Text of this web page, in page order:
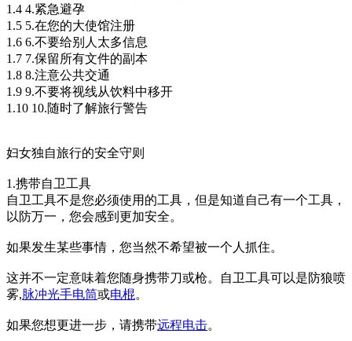
1.4 4.紧急避孕
1.5 5.在您的大使馆注册
1.6 6.不要给别人太多信息
1.7 7.保留所有文件的副本
1.8 8.注意公共交通
1.9 9.不要将视线从饮料中移开
1.10 10.随时了解旅行警告
妇女独自旅行的安全守则
1.携带自卫工具
自卫工具不是您必须使用的工具，但是知道自己有一个工具，
以防万一，您会感到更加安全。
如果发生某些事情，您当然不希望被一个人抓住。
这并不一定意味着您随身携带刀或枪。自卫工具可以是防狼喷
雾,脉冲光手电筒或电棍。
如果您想更进一步，请携带远程电击。